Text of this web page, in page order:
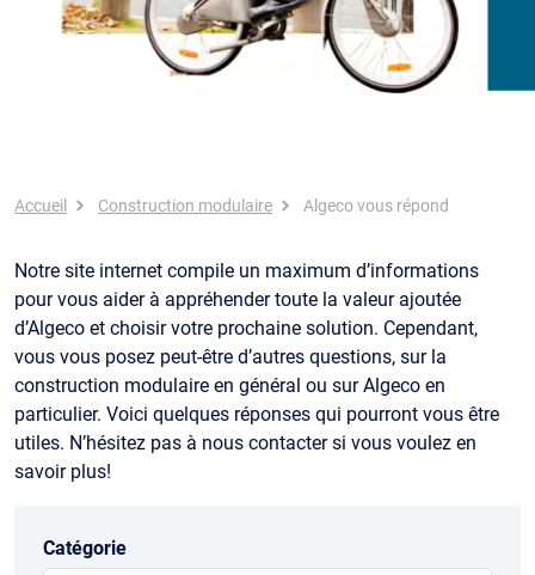
Fil d'Ariane
Accueil Construction modulaire Algeco vous répond
Notre site internet compile un maximum d’informations
pour vous aider à appréhender toute la valeur ajoutée
d’Algeco et choisir votre prochaine solution. Cependant,
vous vous posez peut-être d’autres questions, sur la
construction modulaire en général ou sur Algeco en
particulier. Voici quelques réponses qui pourront vous être
utiles. N’hésitez pas à nous contacter si vous voulez en
savoir plus!
Catégorie